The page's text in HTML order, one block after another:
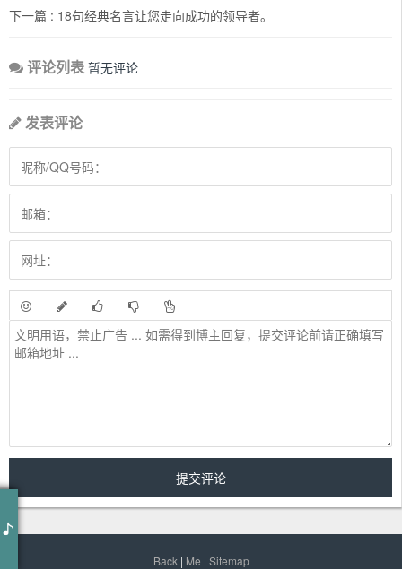
下一篇 : 18句经典名言让您走向成功的领导者。
评论列表 暂无评论
发表评论
Back| Me | Sitemap
作词 : 楼南蔚
又到凤凰花朵开放的时候
想起某个好久不见老朋友